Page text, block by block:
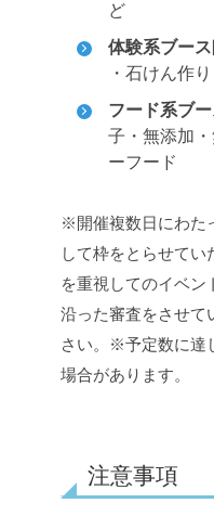
ど
体験系ブース
・石けん作
フード系ブ
子・無添加
ーフード
※開催複数日にわた
して枠をとらせてい
を重視してのイベン
沿った審査をさせて
さい。
※予定数に達
場合があります。
注意事項